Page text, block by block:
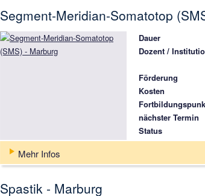
Segment-Meridian-Somatotop
Dauer
Dozent /
Förderung
Kosten
nächster Termin
Status
Mehr Infos
Spastik - Marburg